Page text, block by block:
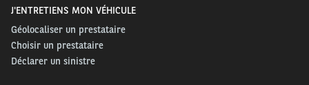
J'ENTRETIENS MON VÉHICULE
Géolocaliser un prestataire
Choisir un prestataire
Déclarer un sinistre